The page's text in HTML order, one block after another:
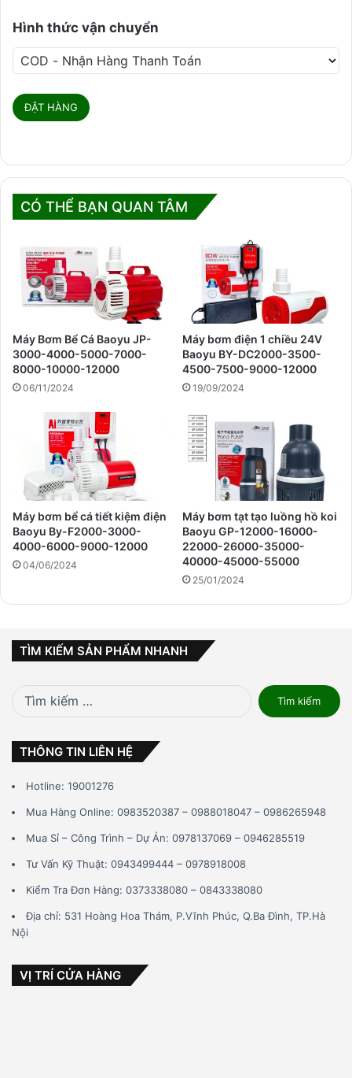
Hình thức vận chuyển
CÓ THỂ BẠN QUAN TÂM
Máy Bơm Bể Cá Baoyu JP-
3000-4000-5000-7000-
8000-10000-12000
06/11/2024
Máy bơm điện 1 chiều 24V
Baoyu BY-DC2000-3500-
4500-7500-9000-12000
19/09/2024
Máy bơm bể cá tiết kiệm điện
Baoyu By-F2000-3000-
4000-6000-9000-12000
04/06/2024
Máy bơm tạt tạo luồng hồ koi
Baoyu GP-12000-16000-
22000-26000-35000-
40000-45000-55000
25/01/2024
TÌM KIẾM SẢN PHẨM NHANH
Tìm
kiếm
THÔNG TIN LIÊN HỆ
Hotline: 19001276
Mua Hàng Online: 0983520387 – 0988018047 – 0986265948
Mua Sỉ – Công Trình – Dự Án: 0978137069 – 0946285519
Tư Vấn Kỹ Thuật: 0943499444 – 0978918008
Kiểm Tra Đơn Hàng: 0373338080 – 0843338080
Địa chỉ: 531 Hoàng Hoa Thám, P.Vĩnh Phúc, Q.Ba Đình, TP.Hà
Nội
VỊ TRÍ CỬA HÀNG